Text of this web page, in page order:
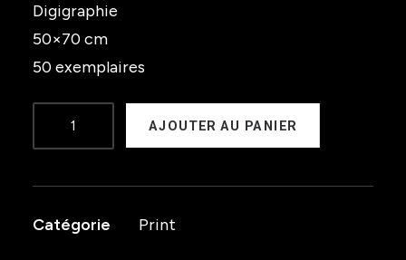
Digigraphie
50×70 cm
50 exemplaires
de
AJOUTER AU PANIER
Catégorie Print